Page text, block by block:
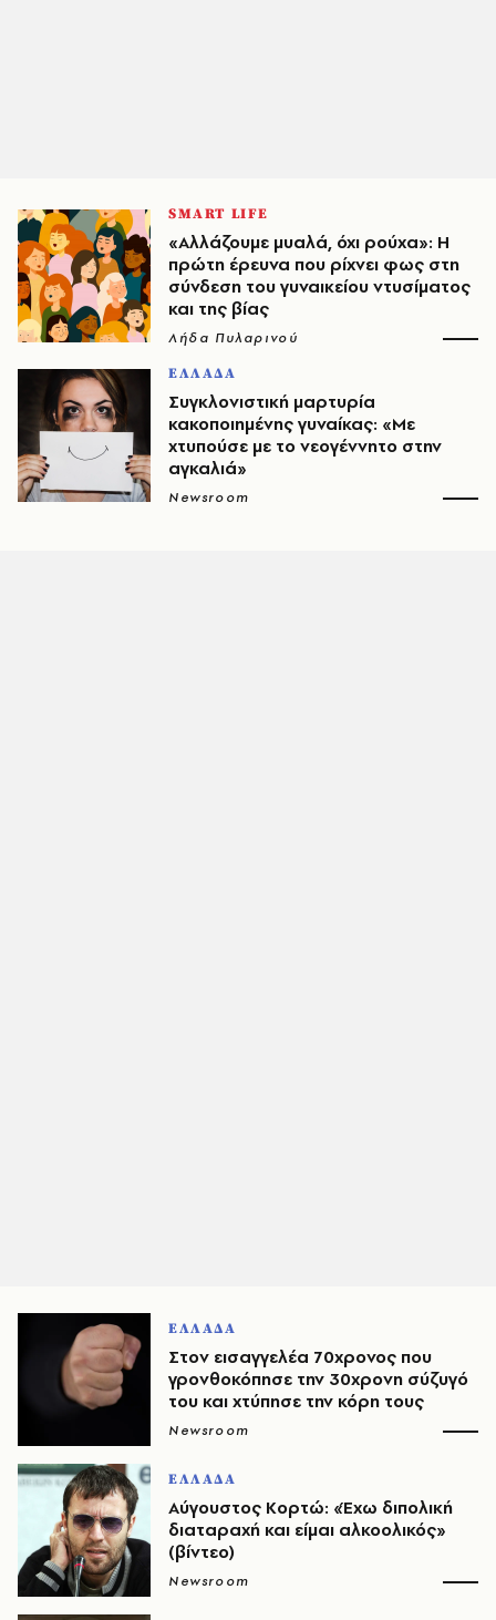
SMART LIFE
«Αλλάζουμε μυαλά, όχι ρούχα»: H
πρώτη έρευνα που ρίχνει φως στη
σύνδεση του γυναικείου ντυσίματος
και της βίας
Λήδα Πυλαρινού
ΕΛΛΑΔΑ
Συγκλονιστική μαρτυρία
κακοποιημένης γυναίκας: «Με
χτυπούσε με το νεογέννητο στην
αγκαλιά»
Newsroom
ΕΛΛΑΔΑ
Στον εισαγγελέα 70χρονος που
γρονθοκόπησε την 30χρονη σύζυγό
του και χτύπησε την κόρη τους
Newsroom
ΕΛΛΑΔΑ
Αύγουστος Κορτώ: «Έχω διπολική
διαταραχή και είμαι αλκοολικός»
(βίντεο)
Newsroom